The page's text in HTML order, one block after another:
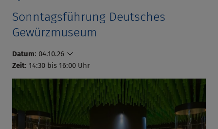
Sonntagsführung Deutsches
Gewürzmuseum
Datum: 04.10.26
Zeit: 14:30 bis 16:00 Uhr